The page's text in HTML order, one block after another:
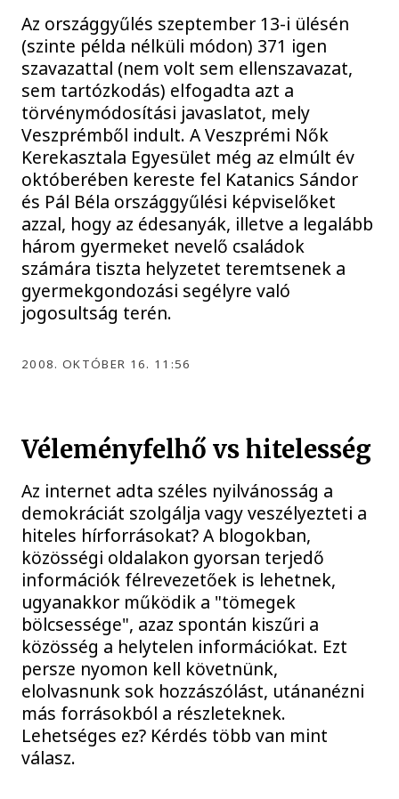
Az országgyűlés szeptember 13-i ülésén
(szinte példa nélküli módon) 371 igen
szavazattal (nem volt sem ellenszavazat,
sem tartózkodás) elfogadta azt a
törvénymódosítási javaslatot, mely
Veszprémből indult. A Veszprémi Nők
Kerekasztala Egyesület még az elmúlt év
októberében kereste fel Katanics Sándor
és Pál Béla országgyűlési képviselőket
azzal, hogy az édesanyák, illetve a legalább
három gyermeket nevelő családok
számára tiszta helyzetet teremtsenek a
gyermekgondozási segélyre való
jogosultság terén.
2008. OKTÓBER 16. 11:56
Véleményfelhő vs hitelesség
Az internet adta széles nyilvánosság a
demokráciát szolgálja vagy veszélyezteti a
hiteles hírforrásokat? A blogokban,
közösségi oldalakon gyorsan terjedő
információk félrevezetőek is lehetnek,
ugyanakkor működik a "tömegek
bölcsessége", azaz spontán kiszűri a
közösség a helytelen információkat. Ezt
persze nyomon kell követnünk,
elolvasnunk sok hozzászólást, utánanézni
más forrásokból a részleteknek.
Lehetséges ez? Kérdés több van mint
válasz.